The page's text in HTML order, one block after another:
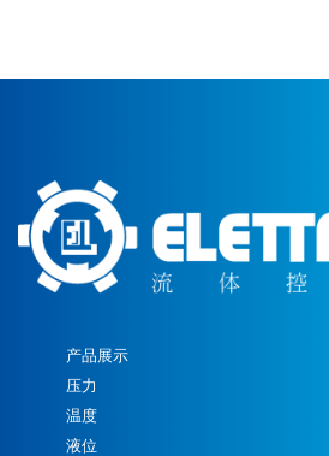
产品展示
压力
温度
液位